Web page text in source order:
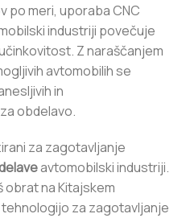
po meri, uporaba CNC
industriji povečuje
Z naraščanjem
avtomobilih se
in
obdelavo.
za zagotavljanje
avtomobilski industriji.
obrat na Kitajskem
za zagotavljanje